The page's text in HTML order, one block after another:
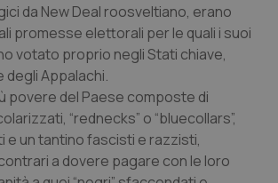
di Trento
& Scompenso
Crohn & Rettocolite Ulcerosa
& patologie neurodegenerative
da New Deal roosveltiano, erano
promesse elettorali per le quali i suoi
votato proprio negli Stati chiave,
degli Appalachi.
povere del Paese composte di
“rednecks” o “bluecollars”,
e un tantino fascisti e razzisti,
a dovere pagare con le loro